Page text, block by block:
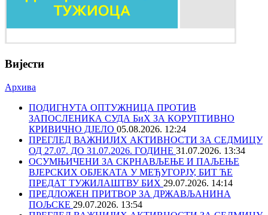
Вијести
Архива
ПОДИГНУТА ОПТУЖНИЦА ПРОТИВ
ЗАПОСЛЕНИКА СУДА БиХ ЗА КОРУПТИВНО
КРИВИЧНО ДЈЕЛО 05.08.2026. 12:24
ПРЕГЛЕД ВАЖНИЈИХ АКТИВНОСТИ ЗА СЕДМИЦУ
ОД 27.07. ДО 31.07.2026. ГОДИНЕ 31.07.2026. 13:34
ОСУМЊИЧЕНИ ЗА СКРНАВЉЕЊЕ И ПАЉЕЊЕ
ВЈЕРСКИХ ОБЈЕКАТА У МЕЂУГОРЈУ, БИТ ЋЕ
ПРЕДАТ ТУЖИЛАШТВУ БИХ 29.07.2026. 14:14
ПРЕДЛОЖЕН ПРИТВОР ЗА ДРЖАВЉАНИНА
ПОЉСКЕ 29.07.2026. 13:54